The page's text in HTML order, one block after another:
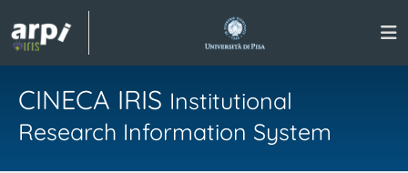
CINECA IRIS Institutional
Research Information System